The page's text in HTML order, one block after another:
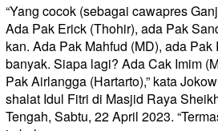
“Yang cocok (sebagai cawapres
Ada Pak Erick (Thohir), ada Pak
kan. Ada Pak Mahfud (MD), ada
banyak. Siapa lagi? Ada Cak Imim
Pak Airlangga (Hartarto),” kata
shalat Idul Fitri di Masjid Raya
Tengah, Sabtu, 22 April 2023.